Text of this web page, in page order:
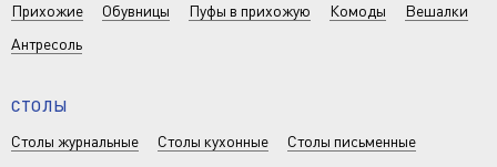
Прихожие
Обувницы Пуфы в прихожую Комоды
Вешалки
Антресоль
СТОЛЫ
Столы журнальные
Столы кухонные Столы письменные